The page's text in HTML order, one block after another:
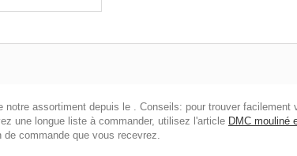
notre assortiment depuis le . Conseils: pour trouver
une longue liste à commander, utilisez l'article DMC mouliné
commande que vous recevrez.